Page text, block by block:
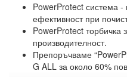
PowerProtect система
ефективност при
PowerProtect торбичка
производителност.
Препоръчваме
G ALL за около 60%